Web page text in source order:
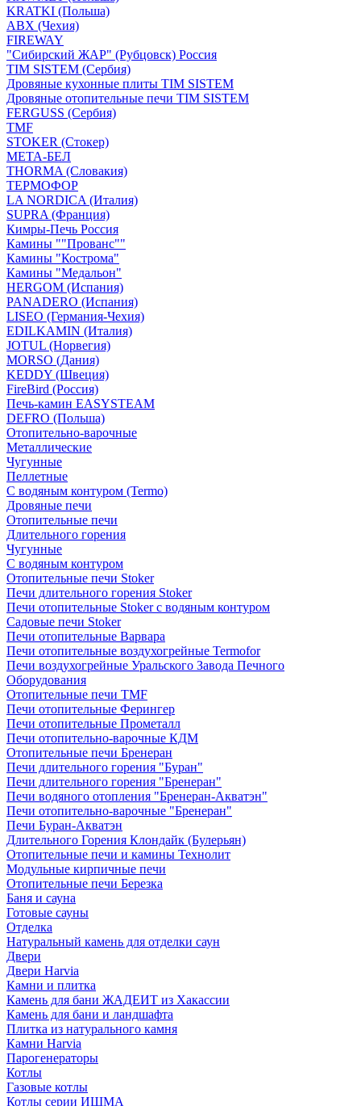
KRATKI (Польша)
ABX (Чехия)
FIREWAY
"Сибирский ЖАР" (Рубцовск) Россия
TIM SISTEM (Сербия)
Дровяные кухонные плиты TIM SISTEM
Дровяные отопительные печи TIM SISTEM
FERGUSS (Сербия)
TMF
STOKER (Стокер)
МЕТА-БЕЛ
THORMA (Словакия)
ТЕРМОФОР
LA NORDICA (Италия)
SUPRA (Франция)
Кимры-Печь Россия
Камины ""Прованс""
Камины "Кострома"
Камины "Медальон"
HERGOM (Испания)
PANADERO (Испания)
LISEO (Германия-Чехия)
EDILKAMIN (Италия)
JOTUL (Норвегия)
MORSO (Дания)
KEDDY (Швеция)
FireBird (Россия)
Печь-камин EASYSTEAM
DEFRO (Польша)
Отопительно-варочные
Металлические
Чугунные
Пеллетные
С водяным контуром (Termo)
Дровяные печи
Отопительные печи
Длительного горения
Чугунные
C водяным контуром
Отопительные печи Stoker
Печи длительного горения Stoker
Печи отопительные Stoker с водяным контуром
Садовые печи Stoker
Печи отопительные Варвара
Печи отопительные воздухогрейные Termofor
Печи воздухогрейные Уральского Завода Печного
Оборудования
Отопительные печи TMF
Печи отопительные Ферингер
Печи отопительные Прометалл
Печи отопительно-варочные КДМ
Отопительные печи Бренеран
Печи длительного горения "Буран"
Печи длительного горения "Бренеран"
Печи водяного отопления "Бренеран-Акватэн"
Печи отопительно-варочные "Бренеран"
Печи Буран-Акватэн
Длительного Горения Клондайк (Булерьян)
Отопительные печи и камины Технолит
Модульные кирпичные печи
Отопительные печи Березка
Баня и сауна
Готовые сауны
Отделка
Натуральный камень для отделки саун
Двери
Двери Harvia
Камни и плитка
Камень для бани ЖАДЕИТ из Хакассии
Камень для бани и ландшафта
Плитка из натурального камня
Камни Harvia
Парогенераторы
Котлы
Газовые котлы
Котлы серии ИШМА